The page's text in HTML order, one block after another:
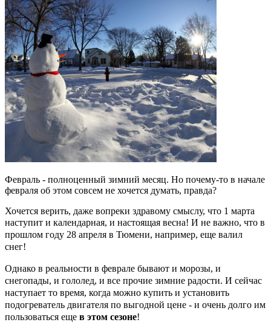
Февраль - полноценный зимний месяц. Но почему-то в начале
февраля об этом совсем не хочется думать, правда?
Хочется верить, даже вопреки здравому смыслу, что 1 марта
наступит и календарная, и настоящая весна! И не важно, что в
прошлом году 28 апреля в Тюмени, например, еще валил
снег!
Однако в реальности в феврале бывают и морозы, и
снегопады, и гололед, и все прочие зимние радости. И сейчас
наступает то время, когда можно купить и установить
подогреватель двигателя по выгодной цене - и очень долго им
пользоваться еще в этом сезоне!